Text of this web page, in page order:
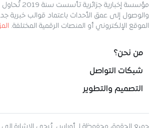
مؤسسة إخبارية
والوصول إلى عمق الأحداث باعتماد قوالب خبرية
الموقع الإلكتروني أو المنصات الرقمية المختلفة.
من نحن؟
شبكات التواصل
التصميم والتطوير